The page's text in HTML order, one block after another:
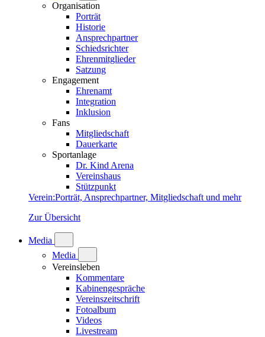
Organisation
Porträt
Historie
Ansprechpartner
Schiedsrichter
Ehrenmitglieder
Satzung
Engagement
Ehrenamt
Integration
Inklusion
Fans
Mitgliedschaft
Dauerkarte
Sportanlage
Dr. Kind Arena
Vereinshaus
Stützpunkt
Verein:Porträt, Ansprechpartner, Mitgliedschaft und mehr
Zur Übersicht
Media
Media
Vereinsleben
Kommentare
Kabinengespräche
Vereinszeitschrift
Fotoalbum
Videos
Livestream